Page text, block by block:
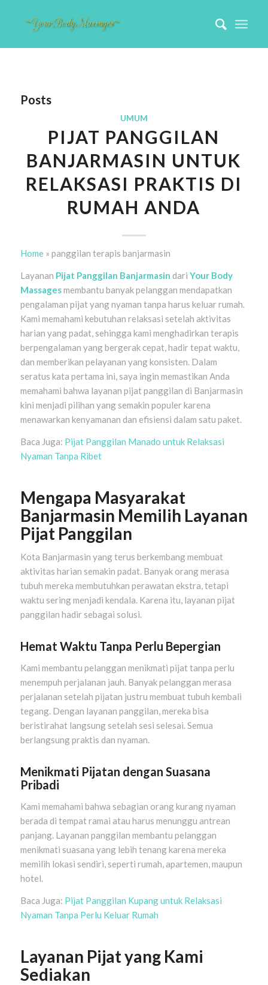
Posts
UMUM
PIJAT PANGGILAN
BANJARMASIN UNTUK
RELAKSASI PRAKTIS DI
RUMAH ANDA
Home» panggilan terapis banjarmasin
Layanan Pijat Panggilan Banjarmasin dari Your Body
Massagesmembantu banyak pelanggan mendapatkan
pengalaman pijat yang nyaman tanpa harus keluar rumah.
Kami memahami kebutuhan relaksasi setelah aktivitas
harian yang padat, sehingga kami menghadirkan terapis
berpengalaman yang bergerak cepat, hadir tepat waktu,
dan memberikan pelayanan yang konsisten. Dalam
seratus kata pertama ini, saya ingin memastikan Anda
memahami bahwa layanan pijat panggilan di Banjarmasin
kini menjadi pilihan yang semakin populer karena
menawarkan kenyamanan dan efisiensi dalam satu paket.
Baca Juga: Pijat Panggilan Manado untuk Relaksasi
Nyaman Tanpa Ribet
Mengapa Masyarakat
Banjarmasin Memilih Layanan
Pijat Panggilan
Kota Banjarmasin yang terus berkembang membuat
aktivitas harian semakin padat. Banyak orang merasa
tubuh mereka membutuhkan perawatan ekstra, tetapi
waktu sering menjadi kendala. Karena itu, layanan pijat
panggilan hadir sebagai solusi.
Hemat Waktu Tanpa Perlu Bepergian
Kami membantu pelanggan menikmati pijat tanpa perlu
menempuh perjalanan jauh. Banyak pelanggan merasa
perjalanan setelah pijatan justru membuat tubuh kembali
tegang. Dengan layanan panggilan, mereka bisa
beristirahat langsung setelah sesi selesai. Semua
berlangsung praktis dan nyaman.
Menikmati Pijatan dengan Suasana
Pribadi
Kami memahami bahwa sebagian orang kurang nyaman
berada di tempat ramai atau harus menunggu antrean
panjang. Layanan panggilan membantu pelanggan
menikmati suasana yang lebih tenang karena mereka
memilih lokasi sendiri, seperti rumah, apartemen, maupun
hotel.
Baca Juga: Pijat Panggilan Kupang untuk Relaksasi
Nyaman Tanpa Perlu Keluar Rumah
Layanan Pijat yang Kami
Sediakan